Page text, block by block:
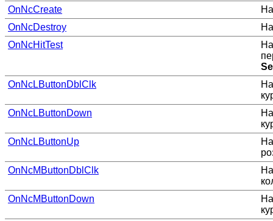
OnNcCreate
OnNcDestroy
OnNcHitTest
OnNcLButtonDblClk
OnNcLButtonDown
OnNcLButtonUp
OnNcMButtonDblClk
OnNcMButtonDown